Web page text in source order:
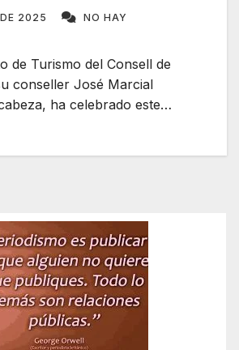
2025
NO HAY
de Turismo del Consell de
conseller José Marcial
ha celebrado este…